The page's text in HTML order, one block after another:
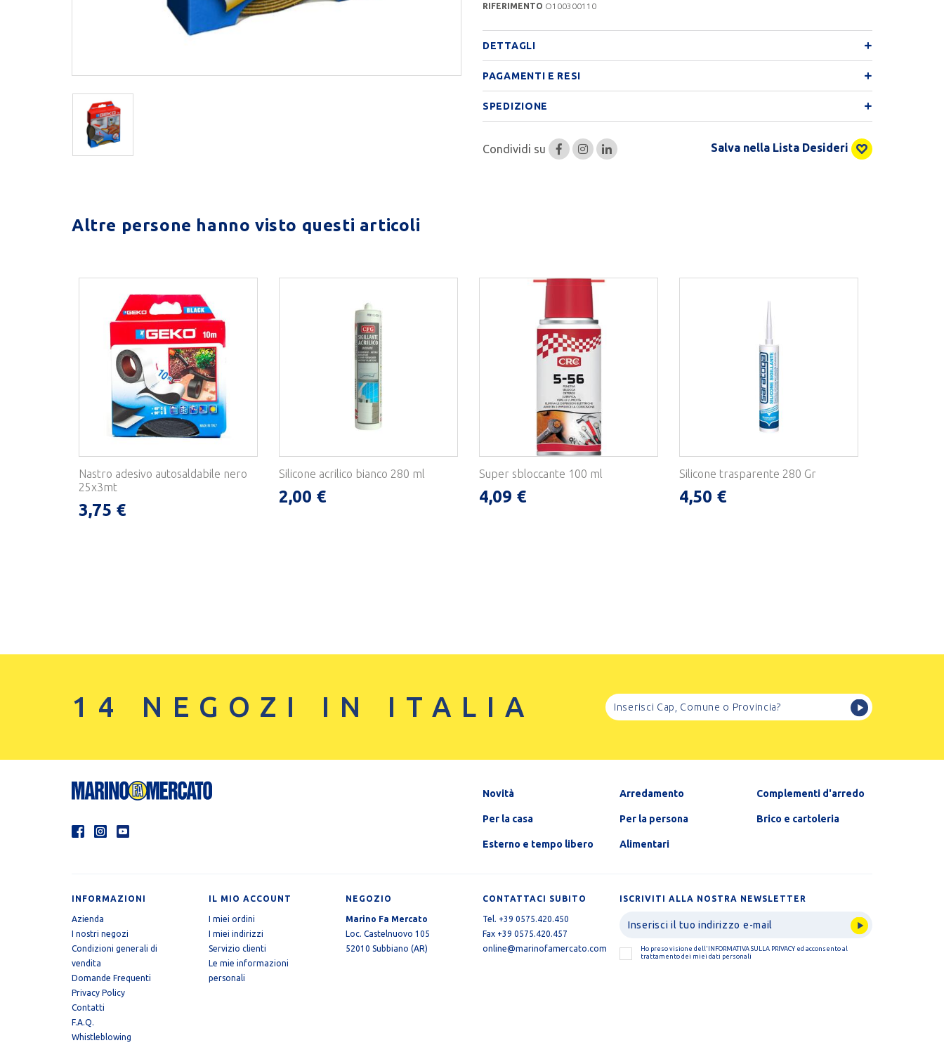
RIFERIMENTO O100300110
DETTAGLI
PAGAMENTI E RESI
SPEDIZIONE
Condividi su Salva nella Lista Desideri
Altre persone hanno visto questi articoli
Nastro adesivo autosaldabile nero
25x3mt
3,75 €
Silicone acrilico bianco 280 ml
2,00 €
Super sbloccante 100 ml
4,09 €
Silicone trasparente 280 Gr
4,50 €
14 NEGOZI IN ITALIA
Novità Arredamento Complementi d'arredo
Per la casa Per la persona Brico e cartoleria
Esterno e tempo libero Alimentari
INFORMAZIONI
Azienda
I nostri negozi
Condizioni generali di
vendita
Domande Frequenti
Privacy Policy
Contatti
F.A.Q.
Whistleblowing
IL MIO ACCOUNT
I miei ordini
I miei indirizzi
Servizio clienti
Le mie informazioni
personali
NEGOZIO
Marino Fa Mercato
Loc. Castelnuovo 105
52010 Subbiano (AR)
CONTATTACI SUBITO
Tel. +39 0575.420.450
Fax +39 0575.420.457
online@marinofamercato.com
ISCRIVITI ALLA NOSTRA NEWSLETTER
Ho preso visione dell' INFORMATIVA SULLA PRIVACY ed acconsento al
trattamento dei miei dati personali